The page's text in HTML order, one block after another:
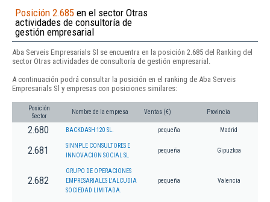
Posición 2.685 en el sector Otras
actividades de consultoría de
gestión empresarial
Aba Serveis Empresarials Sl se encuentra en la posición 2.685 del Ranking del
sector Otras actividades de consultoría de gestión empresarial.
A continuación podrá consultar la posición en el ranking de Aba Serveis
Empresarials Sl y empresas con posiciones similares:
Posición
Sector
Nombre de la empresa Ventas (€) Provincia
2.680 BACKDASH 120 SL. pequeña Madrid
2.681
SINNPLE CONSULTORES E
INNOVACION SOCIAL SL
pequeña Gipuzkoa
2.682
GRUPO DE OPERACIONES
EMPRESARIALES L'ALCUDIA
SOCIEDAD LIMITADA.
pequeña Valencia